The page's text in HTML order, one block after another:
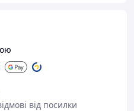
від посилки